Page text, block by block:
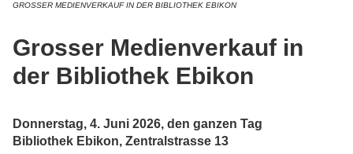
GROSSER MEDIENVERKAUF IN DER BIBLIOTHEK EBIKON
Grosser Medienverkauf in
der Bibliothek Ebikon
Donnerstag, 4. Juni 2026, den ganzen Tag
Bibliothek Ebikon, Zentralstrasse 13